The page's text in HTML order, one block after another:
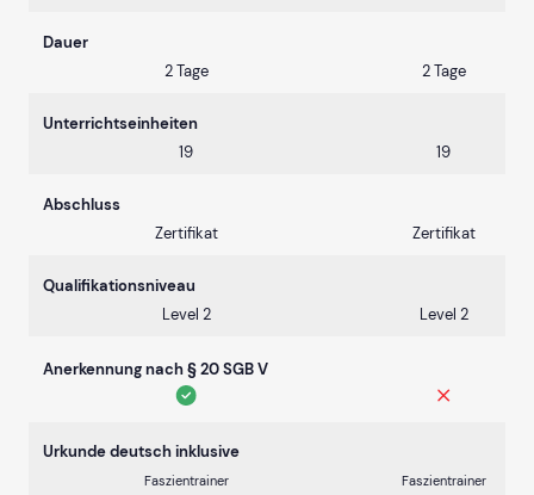
Dauer
2 Tage
2 Tage
Unterrichtseinheiten
19
19
Abschluss
Zertifikat
Zertifikat
Qualifikationsniveau
Level 2
Level 2
Anerkennung nach § 20 SGB V
Urkunde deutsch inklusive
Faszientrainer Faszientrainer